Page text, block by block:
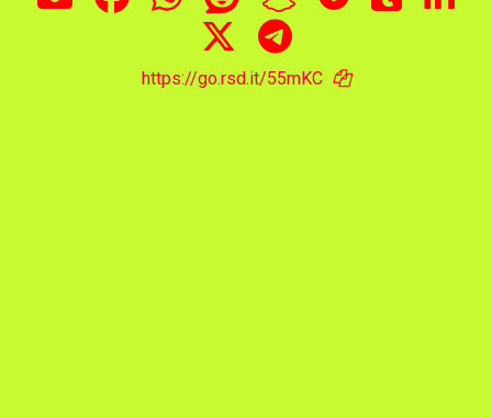
https://go.rsd.it/55mKC